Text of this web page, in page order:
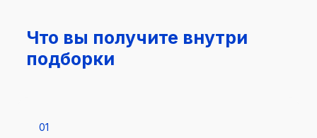
01
Что вы получите внутри
подборки